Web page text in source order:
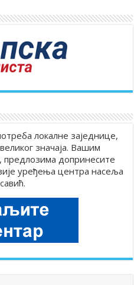
локалне заједнице,
значаја. Вашим
предлозима допринесите
уређења центра насеља